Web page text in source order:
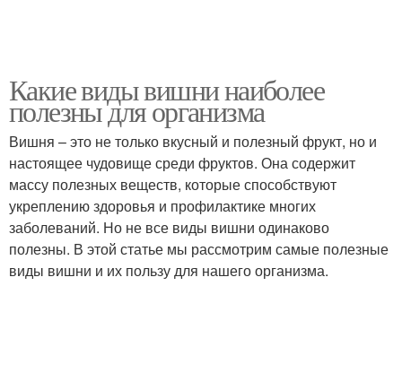
Какие виды вишни наиболее
полезны для организма
Вишня – это не только вкусный и полезный фрукт, но и
настоящее чудовище среди фруктов. Она содержит
массу полезных веществ, которые способствуют
укреплению здоровья и профилактике многих
заболеваний. Но не все виды вишни одинаково
полезны. В этой статье мы рассмотрим самые полезные
виды вишни и их пользу для нашего организма.